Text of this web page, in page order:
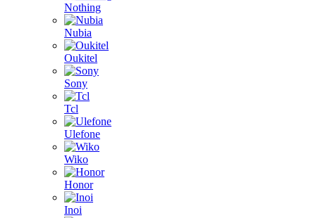
Nothing
Nubia
Oukitel
Sony
Tcl
Ulefone
Wiko
Honor
Inoi